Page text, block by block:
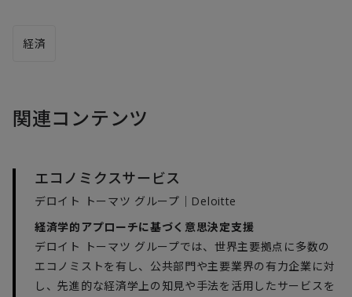
経済
関連コンテンツ
エコノミクスサービス
デロイト トーマツ グループ｜Deloitte
経済学的アプローチに基づく意思決定支援
デロイト トーマツ グループでは、世界主要拠点に多数の
エコノミストを有し、公共部門や主要業界の有力企業に対
し、先進的な経済学上の知見や手法を活用したサービスを